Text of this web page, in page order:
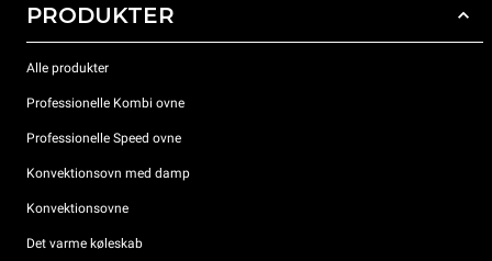
PRODUKTER
Alle produkter
Professionelle Kombi ovne
Professionelle Speed ovne
Konvektionsovn med damp
Konvektionsovne
Det varme køleskab